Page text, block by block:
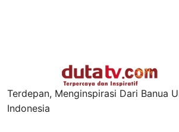
Terdepan, Menginspirasi Dari Banua
Indonesia